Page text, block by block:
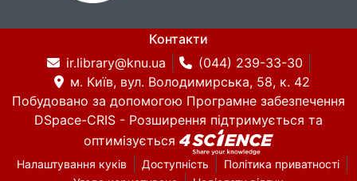
Контакти
ir.library@knu.ua
(044) 239-33-30
м. Київ, вул. Володимирська, 58, к. 42
Побудовано за допомогою Програмне забезпечення
DSpace-CRIS - Розширення підтримується та
оптимізується
Налаштування куків Доступність
Політика приватності